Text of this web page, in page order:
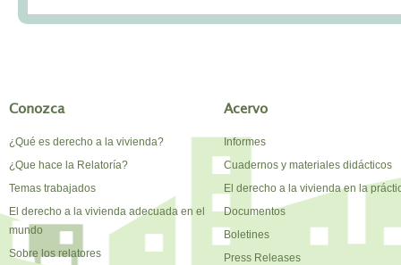
Conozca
¿Qué es derecho a la vivienda?
¿Que hace la Relatoría?
Temas trabajados
El derecho a la vivienda adecuada en el
mundo
Sobre los relatores
Acervo
Informes
Cuadernos y materiales didácticos
El derecho a la vivienda en la
Documentos
Boletines
Press Releases